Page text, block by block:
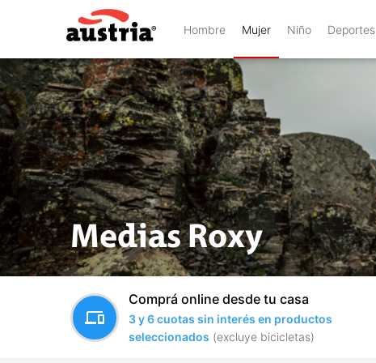
Hombre Mujer Niño Deportes
Medias Roxy
devices
Comprá online desde tu casa
3 y 6 cuotas sin interés en productos
seleccionados (excluye bicicletas)